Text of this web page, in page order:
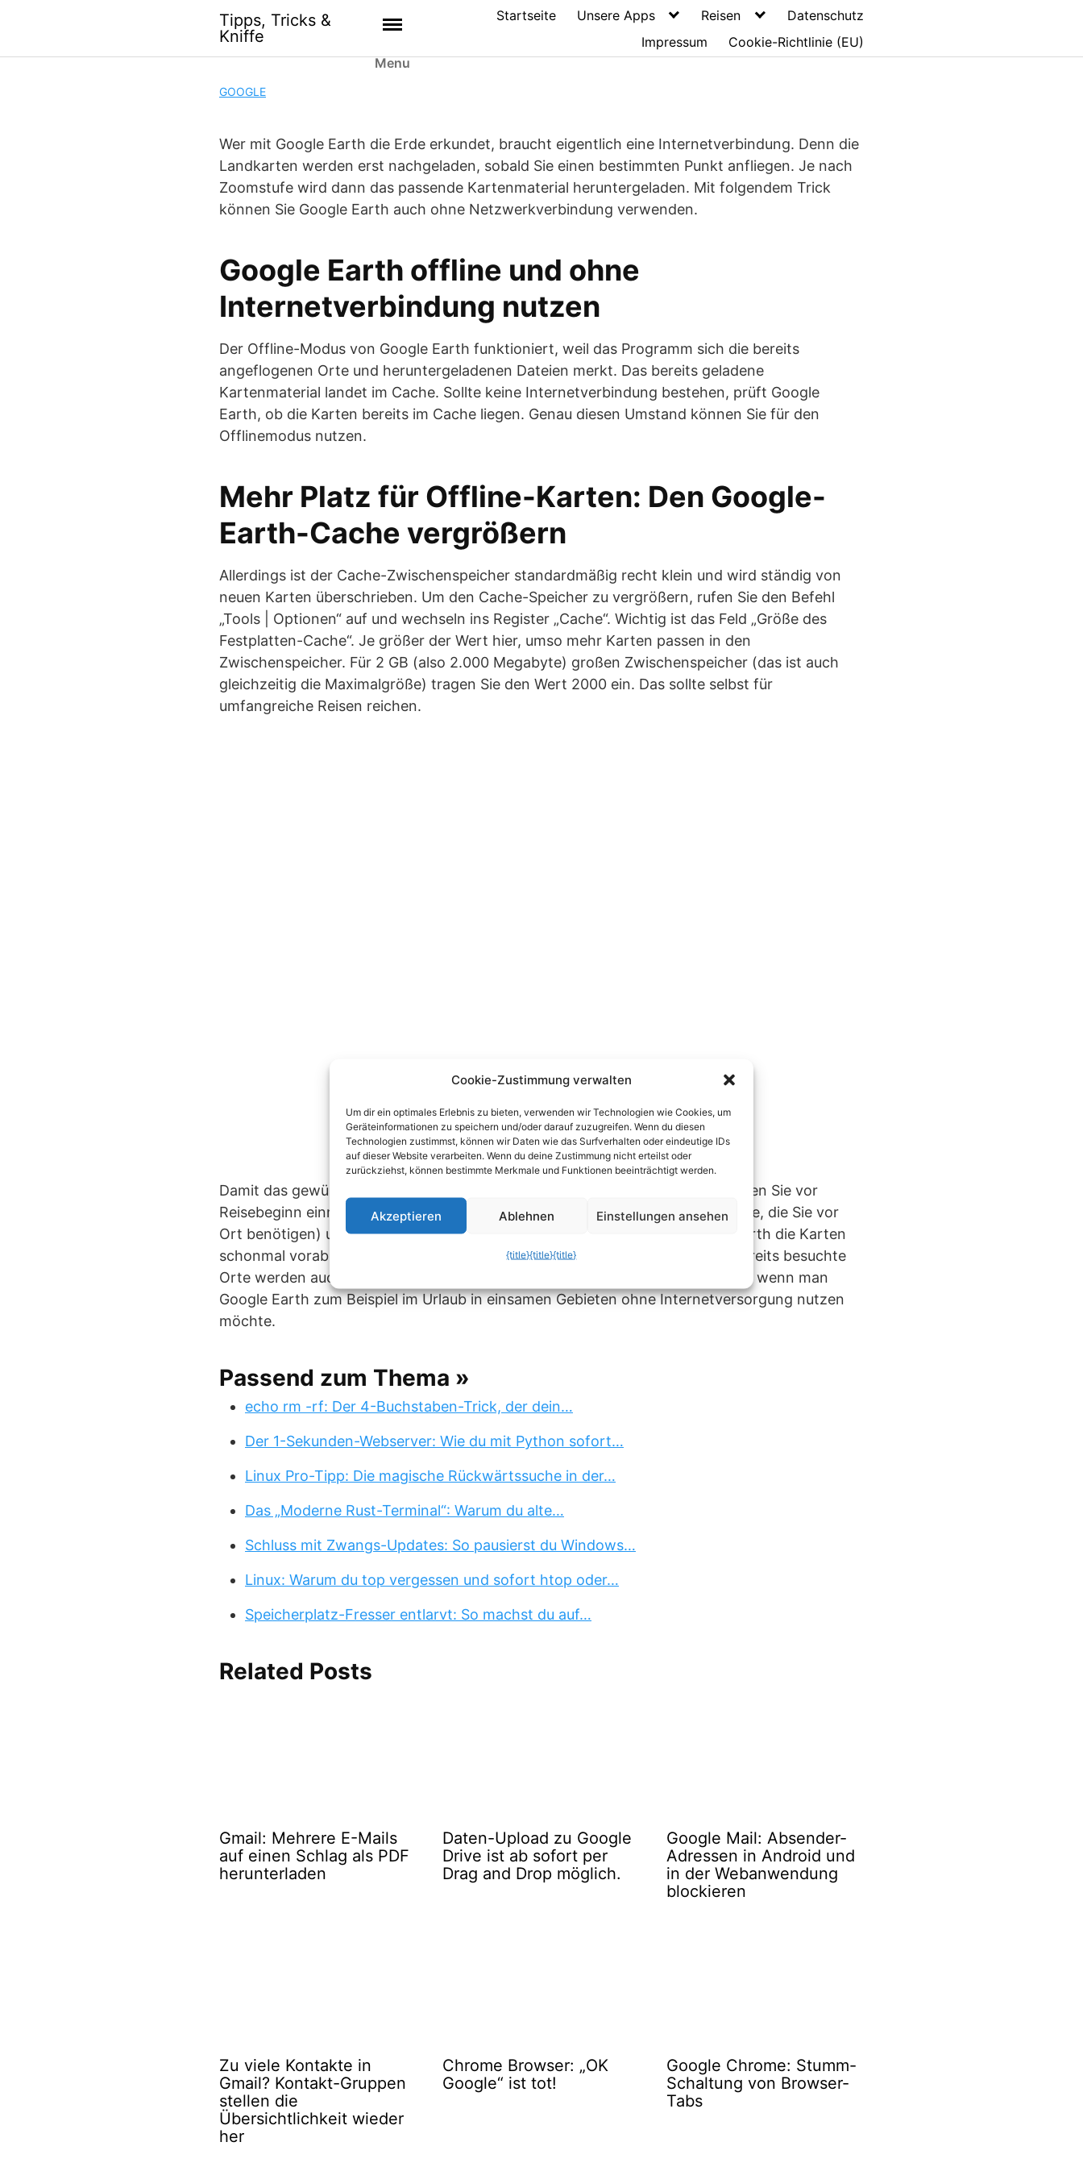
Tipps, Tricks &
Kniffe
Menu
Startseite Unsere Apps Reisen
Datenschutz
Impressum
Cookie-Richtlinie (EU)
GOOGLE
Wer mit Google Earth die Erde erkundet, braucht eigentlich eine Internetverbindung. Denn die
Landkarten werden erst nachgeladen, sobald Sie einen bestimmten Punkt anfliegen. Je nach
Zoomstufe wird dann das passende Kartenmaterial heruntergeladen. Mit folgendem Trick
können Sie Google Earth auch ohne Netzwerkverbindung verwenden.
Google Earth offline und ohne
Internetverbindung nutzen
Der Offline-Modus von Google Earth funktioniert, weil das Programm sich die bereits
angeflogenen Orte und heruntergeladenen Dateien merkt. Das bereits geladene
Kartenmaterial landet im Cache. Sollte keine Internetverbindung bestehen, prüft Google
Earth, ob die Karten bereits im Cache liegen. Genau diesen Umstand können Sie für den
Offlinemodus nutzen.
Mehr Platz für Offline-Karten: Den Google-
Earth-Cache vergrößern
Allerdings ist der Cache-Zwischenspeicher standardmäßig recht klein und wird ständig von
neuen Karten überschrieben. Um den Cache-Speicher zu vergrößern, rufen Sie den Befehl
„Tools | Optionen“ auf und wechseln ins Register „Cache“. Wichtig ist das Feld „Größe des
Festplatten-Cache“. Je größer der Wert hier, umso mehr Karten passen in den
Zwischenspeicher. Für 2 GB (also 2.000 Megabyte) großen Zwischenspeicher (das ist auch
gleichzeitig die Maximalgröße) tragen Sie den Wert 2000 ein. Das sollte selbst für
umfangreiche Reisen reichen.
Damit das gewünschte Kartenmaterial auch offline zur Verfügung steht, müssen Sie vor
Reisebeginn einmal kurz alle Orte mit Google Earth anfliegen (in der Zoomstufe, die Sie vor
Ort benötigen) und in die Liste „Meine Orte aufnehmen“. Damit legt Google Earth die Karten
schonmal vorab in den Zwischenspeicher. Jetzt funktioniert’s auch offline. Bereits besuchte
Orte werden auch ohne Internetverbindung angezeigt. Eine praktische Sache, wenn man
Google Earth zum Beispiel im Urlaub in einsamen Gebieten ohne Internetversorgung nutzen
möchte.
Passend zum Thema »
echo rm -rf: Der 4-Buchstaben-Trick, der dein…
Der 1-Sekunden-Webserver: Wie du mit Python sofort…
Linux Pro-Tipp: Die magische Rückwärtssuche in der…
Das „Moderne Rust-Terminal“: Warum du alte…
Schluss mit Zwangs-Updates: So pausierst du Windows…
Linux: Warum du top vergessen und sofort htop oder…
Speicherplatz-Fresser entlarvt: So machst du auf…
Related Posts
Gmail: Mehrere E-Mails
auf einen Schlag als PDF
herunterladen
Daten-Upload zu Google
Drive ist ab sofort per
Drag and Drop möglich.
Google Mail: Absender-
Adressen in Android und
in der Webanwendung
blockieren
Zu viele Kontakte in
Gmail? Kontakt-Gruppen
stellen die
Übersichtlichkeit wieder
her
Chrome Browser: „OK
Google“ ist tot!
Google Chrome: Stumm-
Schaltung von Browser-
Tabs
Cookie-Zustimmung verwalten
Um dir ein optimales Erlebnis zu bieten, verwenden wir Technologien wie Cookies, um
Geräteinformationen zu speichern und/oder darauf zuzugreifen. Wenn du diesen
Technologien zustimmst, können wir Daten wie das Surfverhalten oder eindeutige IDs
auf dieser Website verarbeiten. Wenn du deine Zustimmung nicht erteilst oder
zurückziehst, können bestimmte Merkmale und Funktionen beeinträchtigt werden.
Akzeptieren Ablehnen Einstellungen ansehen
{title}{title}{title}